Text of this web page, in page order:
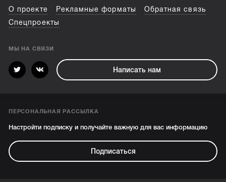
О проекте Рекламные форматы
Обратная связь
Спецпроекты
МЫ НА СВЯЗИ
Написать нам
ПЕРСОНАЛЬНАЯ РАССЫЛКА
Настройти подписку и получайте важную для вас информацию
Подписаться